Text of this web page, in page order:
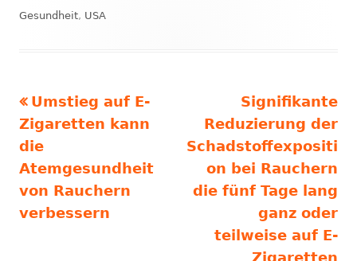
am
Gesundheit, USA
Beitrags-
Navigation
Vorheriger
Beitrag:
Umstieg auf E-
Zigaretten kann
die
Atemgesundheit
von Rauchern
verbessern
Nächster
Beitrag
Signifikante
Reduzierung der
Schadstoffexpositi
on bei Rauchern
die fünf Tage lang
ganz oder
teilweise auf E-
Zigaretten